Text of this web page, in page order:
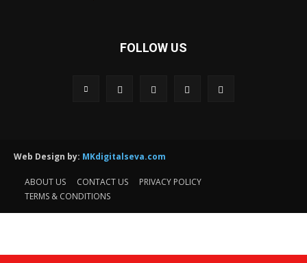
FOLLOW US
Web Design by: MKdigitalseva.com
ABOUT US CONTACT US
PRIVACY POLICY
TERMS & CONDITIONS